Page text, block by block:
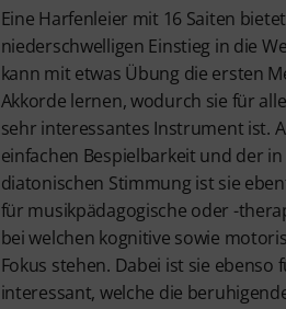
Eine Harfenleier mit 16 Saiten
niederschwelligen Einstieg in die
kann mit etwas Übung die ersten
Akkorde lernen, wodurch sie für
sehr interessantes Instrument ist.
einfachen Bespielbarkeit und der
diatonischen Stimmung ist sie
für musikpädagogische oder -
bei welchen kognitive sowie
Fokus stehen. Dabei ist sie ebenso
interessant, welche die